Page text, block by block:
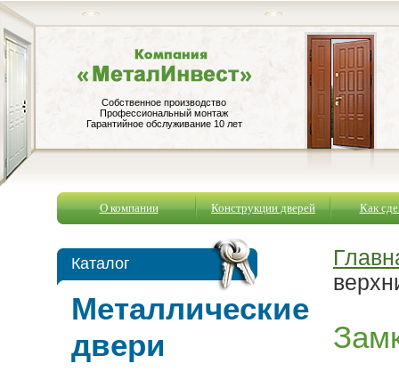
Собственное производство
Профессиональный монтаж
Гарантийное обслуживание 10 лет
О компании Конструкции дверей Как
Каталог
Металлические
двери